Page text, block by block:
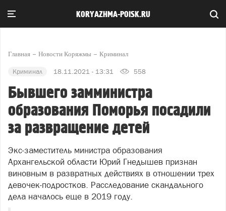
KORYAZHMA-POISK.RU
Главная Новости Коряжмы Криминал
Криминал 18.11.2021 - 13:31 558
Бывшего замминистра
образования Поморья посадили
за развращение детей
Экс-заместитель министра образования
Архангельской области Юрий Гнедышев признан
виновным в развратных действиях в отношении трех
девочек-подростков. Расследование скандального
дела началось еще в 2019 году.